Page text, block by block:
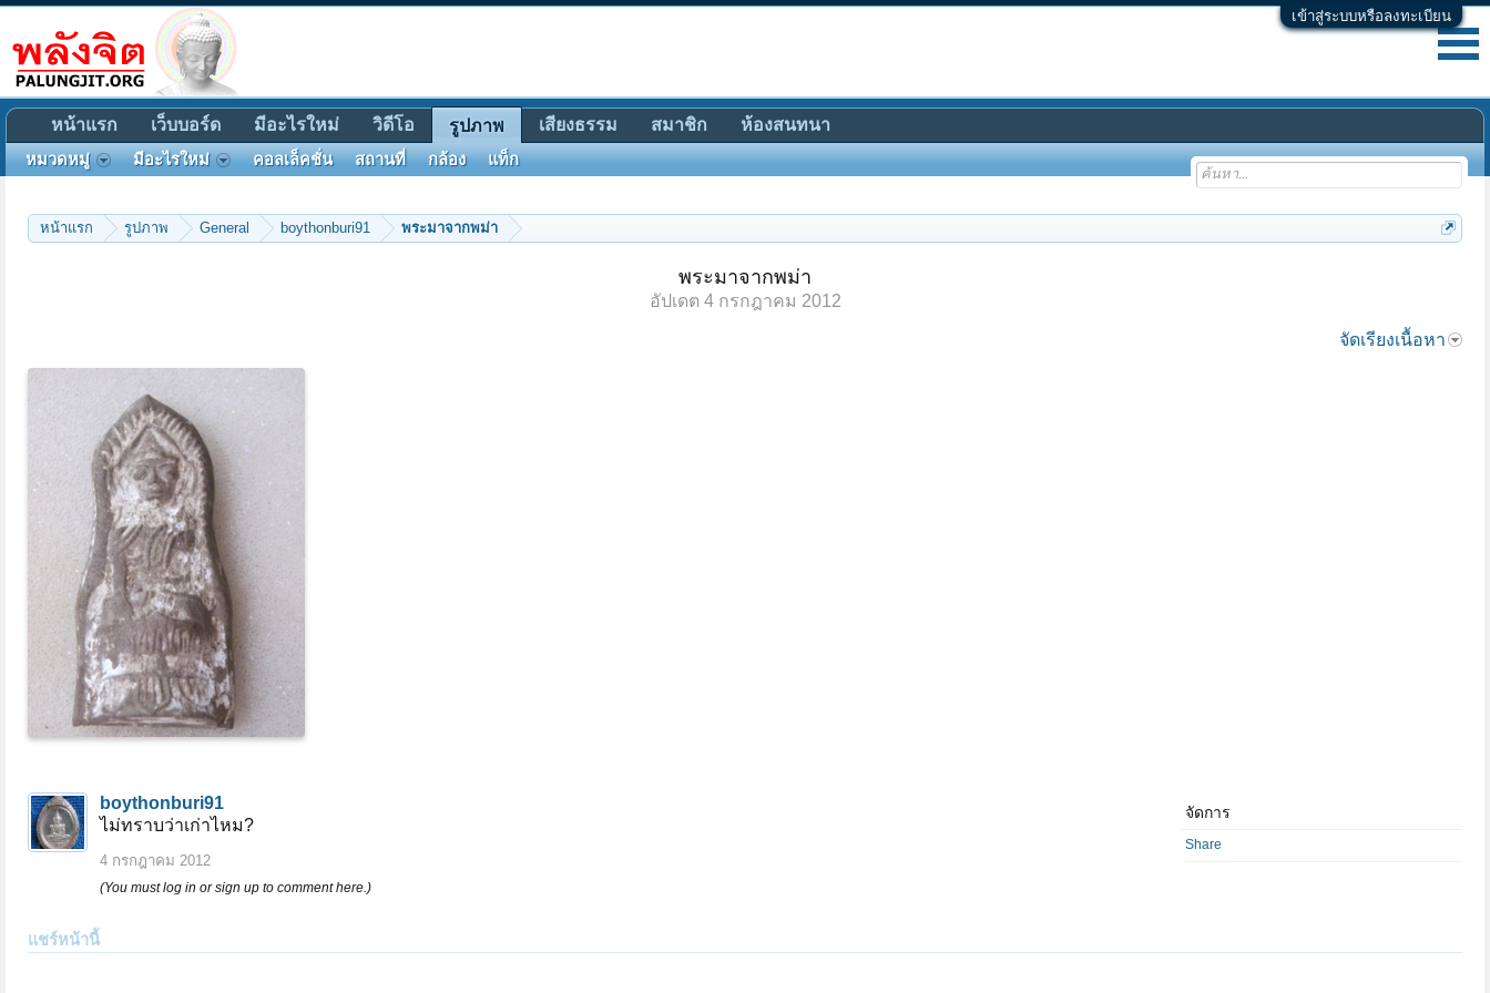
เข้าสู่ระบบหรือลงทะเบียน
หน้าแรก รูปภาพ General boythonburi91 พระมาจากพม่า
พระมาจากพม่า
อัปเดต 4 กรกฎาคม 2012
จัดเรียงเนื้อหา
boythonburi91
ไม่ทราบว่าเก่าไหม?
4 กรกฎาคม 2012
(You must log in or sign up to comment here.)
จัดการ
Share
แชร์หน้านี้
หน้าแรก เว็บบอร์ด มีอะไรใหม่ วิดีโอ รูปภาพ
หมวดหมู่ มีอะไรใหม่ คอลเล็คชั่น สถานที่ กล้อง แท็ก
เสียงธรรม สมาชิก ห้องสนทนา